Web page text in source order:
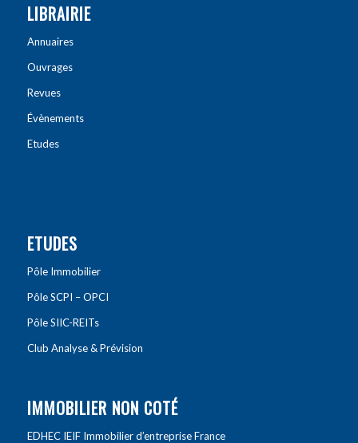
LIBRAIRIE
Annuaires
Ouvrages
Revues
Évènements
Etudes
ETUDES
Pôle Immobilier
Pôle SCPI – OPCI
Pôle SIIC-REITs
Club Analyse & Prévision
IMMOBILIER NON COTÉ
EDHEC IEIF Immobilier d’entreprise France